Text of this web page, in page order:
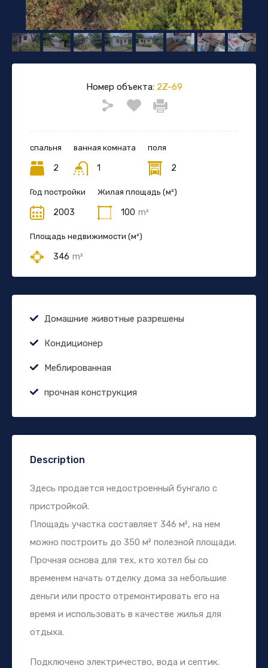
Номер объекта:2Z-69
спальня
2
ванная комната
1
поля
2
Год постройки
2003
Жилая площадь (м²)
100 m²
Площадь недвижимости (м²)
346 m²
Домашние животные разрешены
Кондиционер
Меблированная
прочная конструкция
Description
Здесь продается недостроенный бунгало с
пристройкой.
Площадь участка составляет 346 м², на нем
можно построить до 350 м² полезной площади.
Прочная основа для тех, кто хотел бы со
временем начать отделку дома за небольшие
деньги или просто отремонтировать его на
время и использовать в качестве жилья для
отдыха.
Подключено электричество, вода и септик.